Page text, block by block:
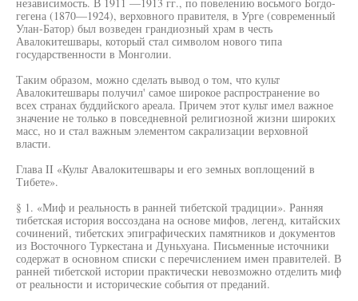
гегена (1870—1924), верховного правителя, в Урге (современный
Улан-Батор) был возведен грандиозный храм в честь
Авалокитешвары, который стал символом нового типа
государственности в Монголии.
Таким образом, можно сделать вывод о том, что культ
Авалокитешвары получил' самое широкое распространение во
всех странах буддийского ареала. Причем этот культ имел важное
значение не только в повседневной религиозной жизни широких
масс, но и стал важным элементом сакрализации верховной
власти.
Глава II «Культ Авалокитешвары и его земных воплощений в
Тибете».
§ 1. «Миф и реальность в ранней тибетской традиции». Ранняя
тибетская история воссоздана на основе мифов, легенд, китайских
сочинений, тибетских эпиграфических памятников и документов
из Восточного Туркестана и Дуньхуана. Письменные источники
содержат в основном списки с перечислением имен правителей. В
ранней тибетской истории практически невозможно отделить миф
от реальности и исторические события от преданий.